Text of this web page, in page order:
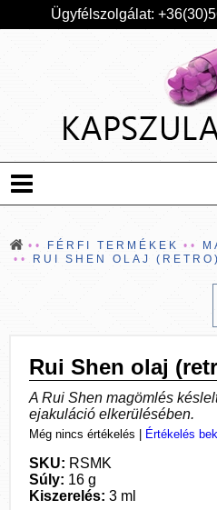
Ügyfélszolgálat:
FÉRFI TERMÉKEK
RUI SHEN OLAJ (RETRO)
Rui Shen olaj
A Rui Shen magömlés
ejakuláció elkerülésében.
Még nincs értékelés Értékelés
SKU: RSMK
Súly: 16 g
Kiszerelés: 3 ml